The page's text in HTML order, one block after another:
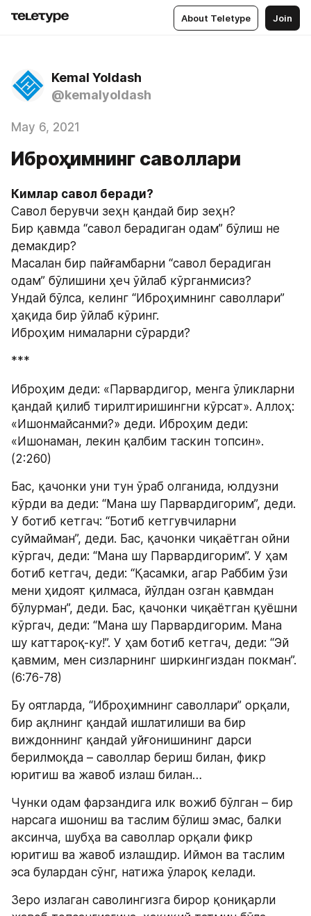
About Teletype Join
Kemal Yoldash
@kemalyoldash
May 6, 2021
Иброҳимнинг саволлари
Кимлар савол беради?
Савол берувчи зеҳн қандай бир зеҳн?
Бир қавмда “савол берадиган одам” бўлиш не
демакдир?
Масалан бир пайғамбарни “савол берадиган
одам” бўлишини ҳеч ўйлаб кўрганмисиз?
Ундай бўлса, келинг “Иброҳимнинг саволлари”
ҳақида бир ўйлаб кўринг.
Иброҳим нималарни сўрарди?
***
Иброҳим деди: «Парвардигор, менга ўликларни
қандай қилиб тирилтиришингни кўрсат». Аллоҳ:
«Ишонмайсанми?» деди. Иброҳим деди:
«Ишонаман, лекин қалбим таскин топсин».
(2:260)
Бас, қачонки уни тун ўраб олганида, юлдузни
кўрди ва деди: “Мана шу Парвардигорим”, деди.
У ботиб кетгач: “Ботиб кетгувчиларни
суймайман”, деди. Бас, қачонки чиқаётган ойни
кўргач, деди: “Мана шу Парвардигорим”. У ҳам
ботиб кетгач, деди: “Қасамки, агар Раббим ўзи
мени ҳидоят қилмаса, йўлдан озган қавмдан
бўлурман”, деди. Бас, қачонки чиқаётган қуёшни
кўргач, деди: “Мана шу Парвардигорим. Мана
шу каттароқ-ку!”. У ҳам ботиб кетгач, деди: “Эй
қавмим, мен сизларнинг ширкингиздан покман”.
(6:76-78)
Бу оятларда, “Иброҳимнинг саволлари” орқали,
бир ақлнинг қандай ишлатилиши ва бир
виждоннинг қандай уйғонишининг дарси
берилмоқда – саволлар бериш билан, фикр
юритиш ва жавоб излаш билан…
Чунки одам фарзандига илк вожиб бўлган – бир
нарсага ишониш ва таслим бўлиш эмас, балки
аксинча, шубҳа ва саволлар орқали фикр
юритиш ва жавоб излашдир. Иймон ва таслим
эса булардан сўнг, натижа ўлароқ келади.
Зеро излаган саволингизга бирор қониқарли